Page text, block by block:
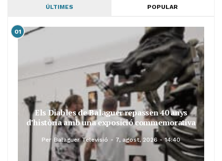
ÚLTIMES POPULAR
01
Els Diables de Balaguer repassen 40 anys
d’història amb una exposició commemorativa
Per Balaguer Televisió 7, agost, 2026 - 14:40